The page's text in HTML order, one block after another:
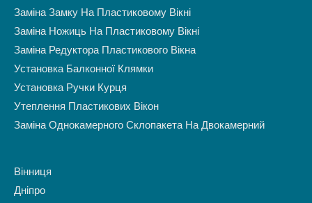
Заміна Замку На Пластиковому Вікні
Заміна Ножиць На Пластиковому Вікні
Заміна Редуктора Пластикового Вікна
Установка Балконної Клямки
Установка Ручки Курця
Утеплення Пластикових Вікон
Заміна Однокамерного Склопакета На Двокамерний
Вінниця
Дніпро